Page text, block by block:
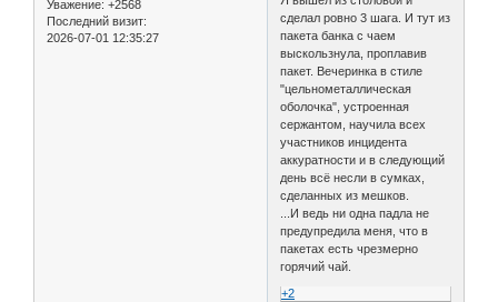
Уважение: +2568
Последний визит:
2026-07-01 12:35:27
сделал ровно 3 шага. И тут из
пакета банка с чаем
выскользнула, проплавив
пакет. Вечеринка в стиле
"цельнометаллическая
оболочка", устроенная
сержантом, научила всех
участников инцидента
аккуратности и в следующий
день всё несли в сумках,
сделанных из мешков.
...И ведь ни одна падла не
предупредила меня, что в
пакетах есть чрезмерно
горячий чай.
+2